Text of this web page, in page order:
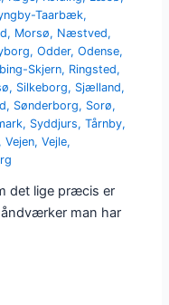
Taarbæk,
, Morsø, Næstved,
,Odder,Odense,
Skjern, Ringsted,
, Silkeborg, Sjælland,
, Sønderborg, Sorø,
, Syddjurs,Tårnby,
,Vejen,Vejle,
det lige præcis er
man har